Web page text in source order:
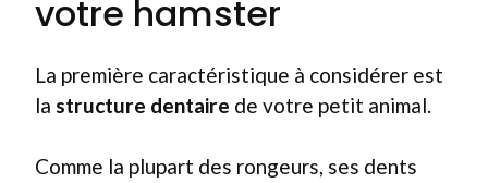
votre hamster
La première caractéristique à considérer est
la structure dentaire de votre petit animal.
Comme la plupart des rongeurs, ses dents